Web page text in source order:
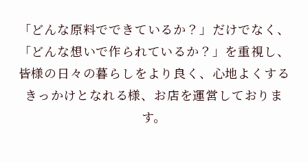
「どんな原料でできているか？」だけでなく、
「どんな想いで作られているか？」を重視し、
皆様の日々の暮らしをより良く、心地よくする
きっかけとなれる様、お店を運営しておりま
す。